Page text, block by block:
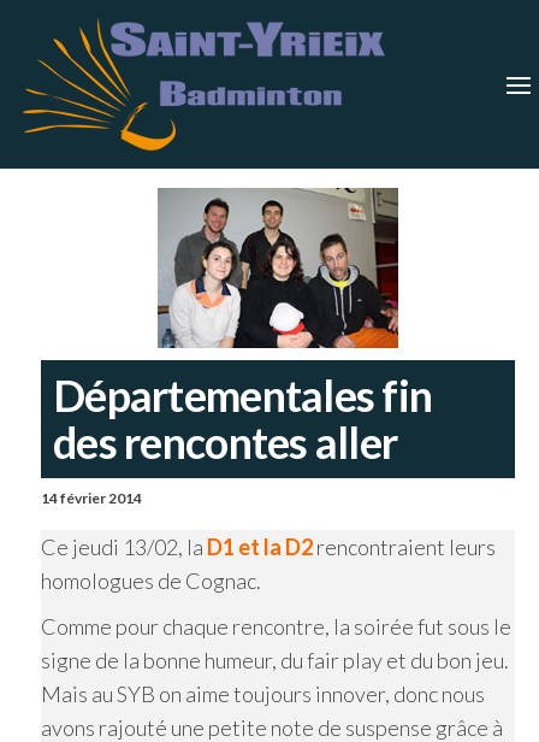
the
content
Départementales fin
des rencontes aller
14 février 2014
Ce jeudi 13/02, la D1 et la D2rencontraient leurs
homologues de Cognac.
Comme pour chaque rencontre, la soirée fut sous le
signe de la bonne humeur, du fair play et du bon jeu.
Mais au SYB on aime toujours innover, donc nous
avons rajouté une petite note de suspense grâce à